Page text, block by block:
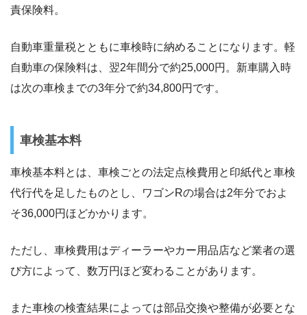
責保険料。
自動車重量税とともに車検時に納めることになります。軽
自動車の保険料は、翌2年間分で約25,000円。新車購入時
は次の車検までの3年分で約34,800円です。
車検基本料
車検基本料とは、車検ごとの法定点検費用と印紙代と車検
代行代を足したものとし、ワゴンRの場合は2年分でおよ
そ36,000円ほどかかります。
ただし、車検費用はディーラーやカー用品店など業者の選
び方によって、数万円ほど変わることがあります。
また車検の検査結果によっては部品交換や整備が必要とな